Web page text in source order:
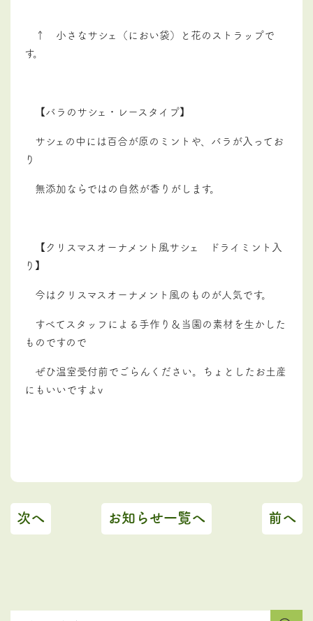
↑ 小さなサシェ（におい袋）と花のストラップで
す。
【バラのサシェ・レースタイプ】
サシェの中には百合が原のミントや、バラが入ってお
り
無添加ならではの自然が香りがします。
【クリスマスオーナメント風サシェ ドライミント入
り】
今はクリスマスオーナメント風のものが人気です。
すべてスタッフによる手作り＆当園の素材を生かした
ものですので
ぜひ温室受付前でごらんください。ちょとしたお土産
にもいいですよv
次へ お知らせ一覧へ 前へ